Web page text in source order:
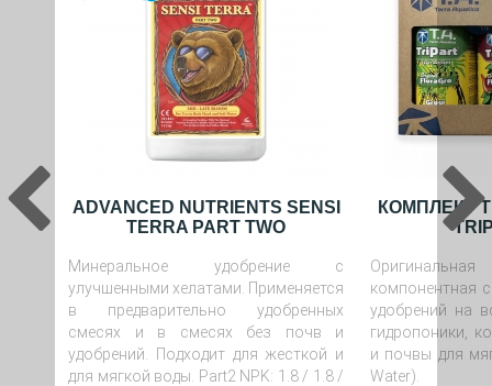
ADVANCED NUTRIENTS SENSI
TERRA PART TWO
Минеральное удобрение с
улучшенными хелатами. Применяется
в предварительно удобренных
смесях и в смесях без почв и
удобрений. Подходит для жесткой и
для мягкой воды. Part2 NPK: 1.8 / 1.8 /
КОМПЛЕКТ
компонентная
удобрений на
гидропоники,
и почвы для
Water).